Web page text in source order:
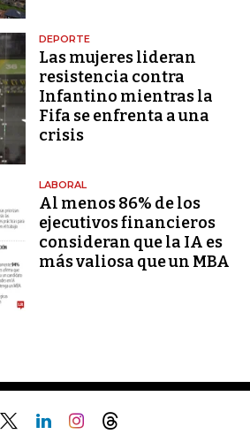
DEPORTE
Las mujeres lideran
resistencia contra
Infantino mientras la
Fifa se enfrenta a una
crisis
LABORAL
Al menos 86% de los
ejecutivos financieros
consideran que la IA es
más valiosa que un MBA